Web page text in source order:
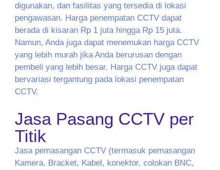
digunakan, dan fasilitas yang tersedia di lokasi
pengawasan. Harga penempatan CCTV dapat
berada di kisaran Rp 1 juta hingga Rp 15 juta.
Namun, Anda juga dapat menemukan harga CCTV
yang lebih murah jika Anda berurusan dengan
pembeli yang lebih besar. Harga CCTV juga dapat
bervariasi tergantung pada lokasi penempatan
CCTV.
Jasa Pasang CCTV per
Titik
Jasa pemasangan CCTV (termasuk pemasangan
Kamera, Bracket, Kabel, konektor, colokan BNC,